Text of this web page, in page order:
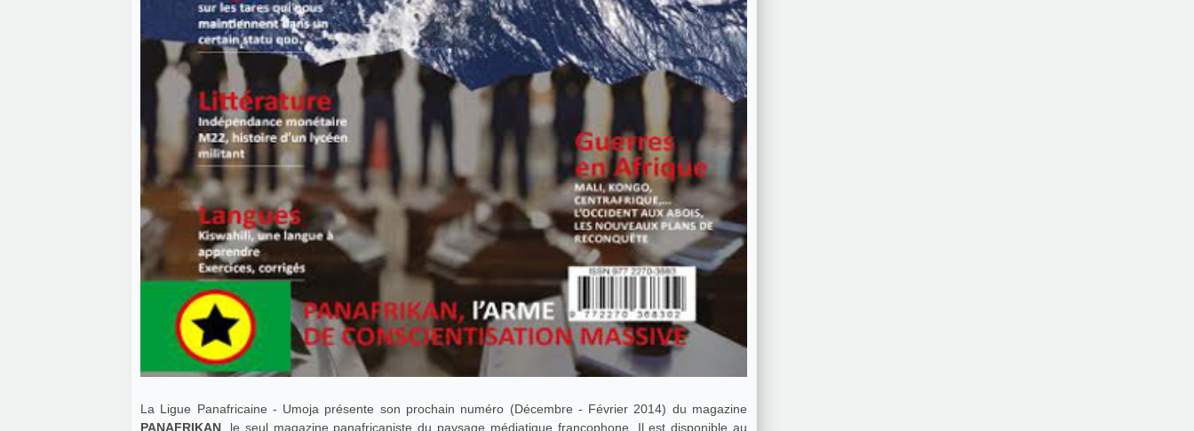
La Ligue Panafricaine - Umoja présente son prochain numéro (Décembre - Février 2014) du magazine
PANAFRIKAN , le seul magazine panafricaniste du paysage médiatique francophone. Il est disponible au